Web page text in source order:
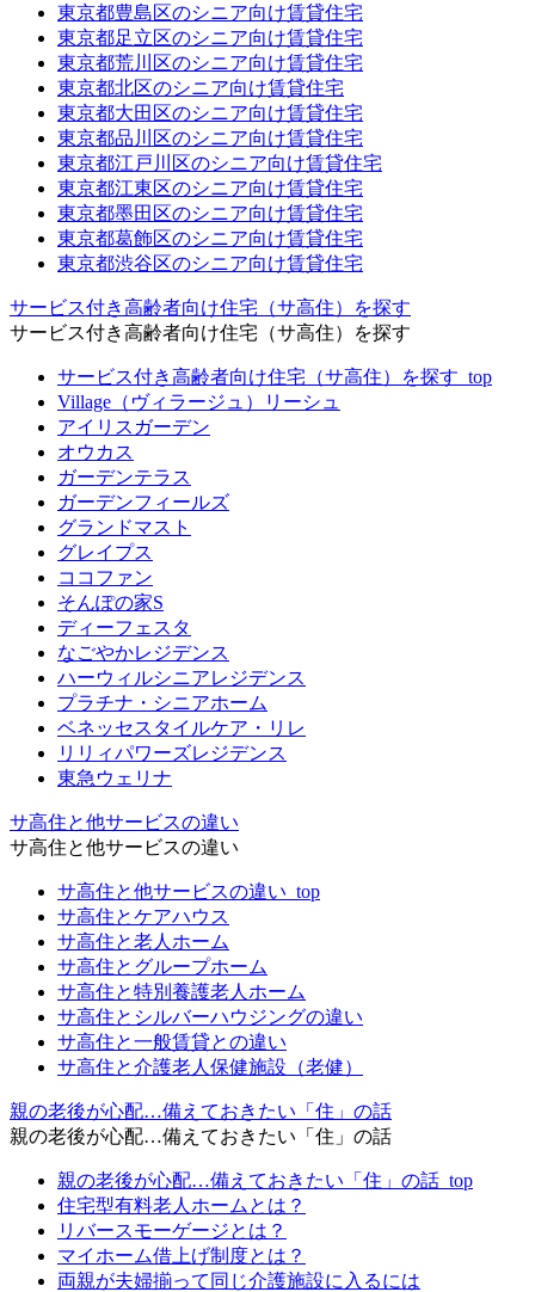
東京都豊島区のシニア向け賃貸住宅
東京都足立区のシニア向け賃貸住宅
東京都荒川区のシニア向け賃貸住宅
東京都北区のシニア向け賃貸住宅
東京都大田区のシニア向け賃貸住宅
東京都品川区のシニア向け賃貸住宅
東京都江戸川区のシニア向け賃貸住宅
東京都江東区のシニア向け賃貸住宅
東京都墨田区のシニア向け賃貸住宅
東京都葛飾区のシニア向け賃貸住宅
東京都渋谷区のシニア向け賃貸住宅
サービス付き高齢者向け住宅（サ高住）を探す
サービス付き高齢者向け住宅（サ高住）を探す
サービス付き高齢者向け住宅（サ高住）を探す_top
Village（ヴィラージュ）リーシュ
アイリスガーデン
オウカス
ガーデンテラス
ガーデンフィールズ
グランドマスト
グレイプス
ココファン
そんぽの家S
ディーフェスタ
なごやかレジデンス
ハーウィルシニアレジデンス
プラチナ・シニアホーム
ベネッセスタイルケア・リレ
リリィパワーズレジデンス
東急ウェリナ
サ高住と他サービスの違い
サ高住と他サービスの違い
サ高住と他サービスの違い_top
サ高住とケアハウス
サ高住と老人ホーム
サ高住とグループホーム
サ高住と特別養護老人ホーム
サ高住とシルバーハウジングの違い
サ高住と一般賃貸との違い
サ高住と介護老人保健施設（老健）
親の老後が心配…備えておきたい「住」の話
親の老後が心配…備えておきたい「住」の話
親の老後が心配…備えておきたい「住」の話_top
住宅型有料老人ホームとは？
リバースモーゲージとは？
マイホーム借上げ制度とは？
両親が夫婦揃って同じ介護施設に入るには